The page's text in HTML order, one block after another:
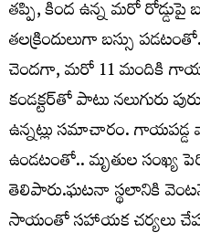
తప్పి, కింద ఉన్న మరో
తలక్రిందులుగా బస్సు
చెందగా, మరో 11 మందికి
కండక్టర్‌తో పాటు నలుగురు
ఉన్నట్లు సమాచారం.
ఉండటంతో.. మృతుల సంఖ్య
తెలిపారు.ఘటనా స్థలానికి
సాయంతో సహాయక చర్యలు